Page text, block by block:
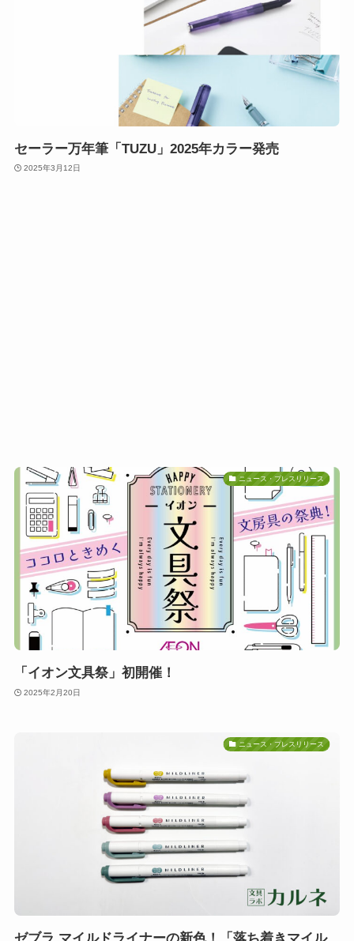
セーラー万年筆「TUZU」2025年カラー発売
2025年3月12日
ニュース・プレスリリース
「イオン文具祭」初開催！
2025年2月20日
ニュース・プレスリリース